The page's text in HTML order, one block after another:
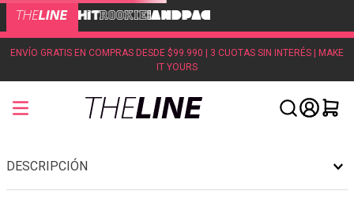
ENVÍO GRATIS EN COMPRAS DESDE $99.990 | 3 CUOTAS SIN INTERÉS | MAKE
IT YOURS
DESCRIPCIÓN